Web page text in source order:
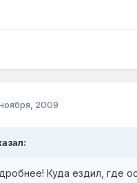
2009
Куда ездил, где